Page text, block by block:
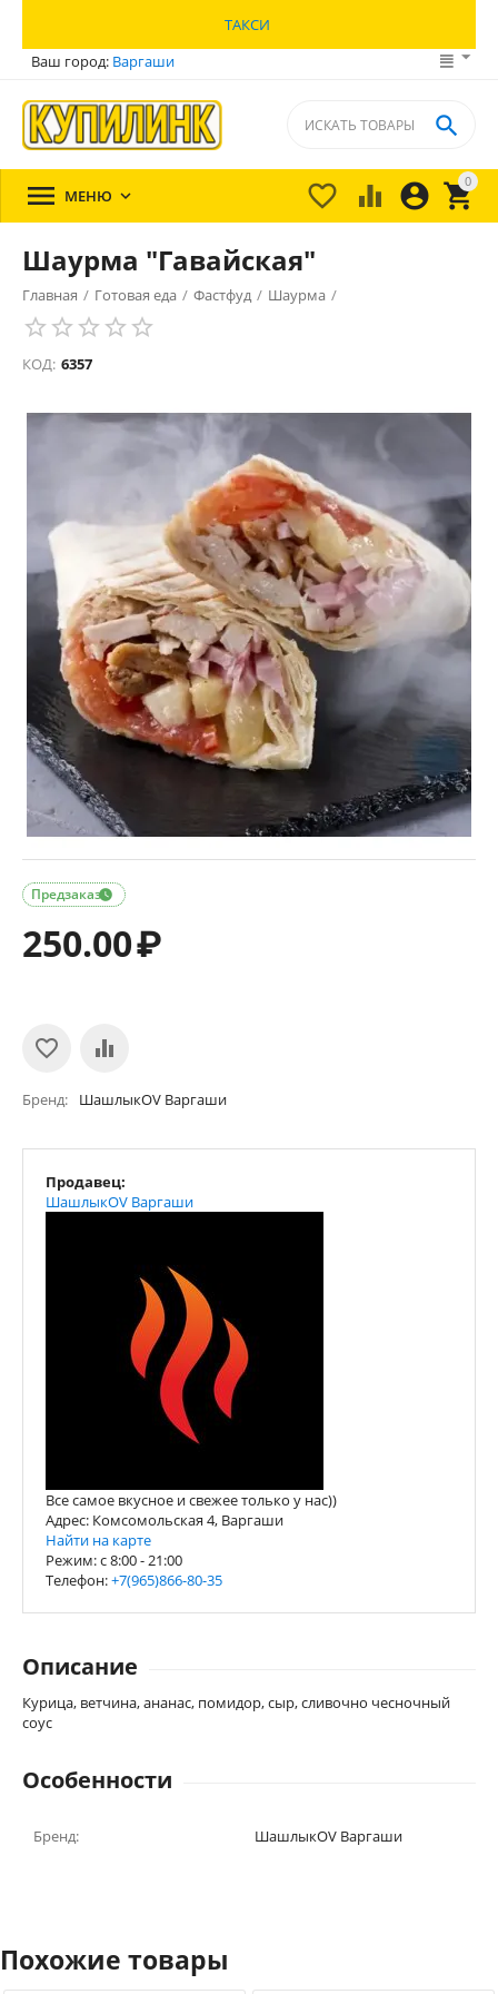
ТАКСИ
Ваш город: Варгаши
0


 

 МЕНЮ 
Шаурма "Гавайская"
Главная / Готовая еда / Фастфуд / Шаурма /
КОД: 6357

Предзаказ
250.00₽
Бренд ШашлыкOV Варгаши
Продавец:
ШашлыкOV Варгаши
Все самое вкусное и свежее только у нас))
Адрес: Комсомольская 4, Варгаши
Найти на карте
Режим: c 8:00 - 21:00
Телефон:+7(965)866-80-35
Описание
Курица, ветчина, ананас, помидор, сыр, сливочно чесночный
соус
Особенности
Бренд: ШашлыкOV Варгаши
Похожие товары